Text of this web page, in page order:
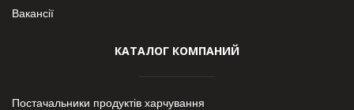
Вакансії
КАТАЛОГ КОМПАНИЙ
Постачальники продуктів харчування